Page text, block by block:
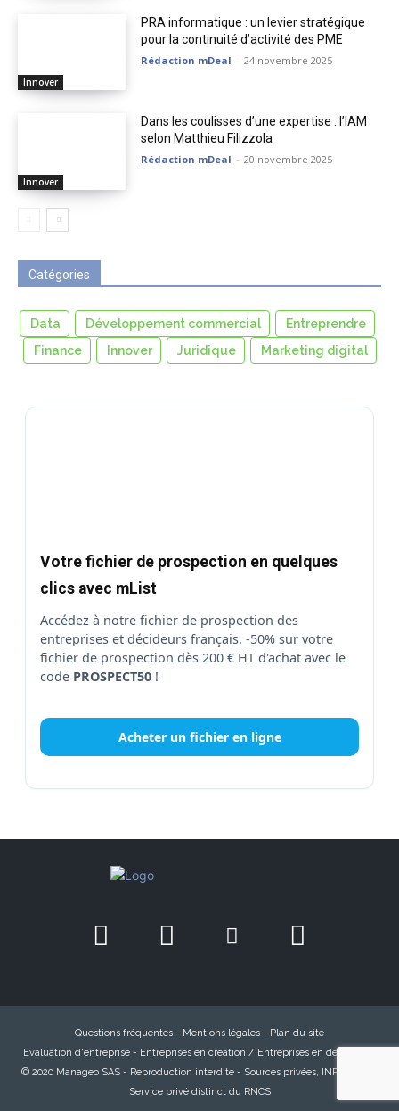
Innover
PRA informatique : un levier stratégique
pour la continuité d’activité des PME
Rédaction mDeal - 24 novembre 2025
Innover
Dans les coulisses d’une expertise : l’IAM
selon Matthieu Filizzola
Rédaction mDeal - 20 novembre 2025
Catégories
Data Développement commercial
Entreprendre
Finance
Innover Juridique Marketing digital
Votre fichier de prospection en quelques
clics avec mList
Accédez à notre fichier de prospection des
entreprises et décideurs français. -50% sur votre
fichier de prospection dès 200 € HT d'achat avec le
code PROSPECT50 !
Acheter un fichier en ligne
Questions fréquentes - Mentions légales - Plan du site
Evaluation d'entreprise- Entreprises en création / Entreprises en défaillance
© 2020 Manageo SAS - Reproduction interdite - Sources privées, INPI, INSEE,
Service privé distinct du RNCS